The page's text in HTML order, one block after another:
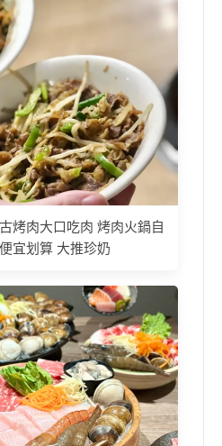
烤肉大口吃肉 烤肉火鍋自
宜划算 大推珍奶